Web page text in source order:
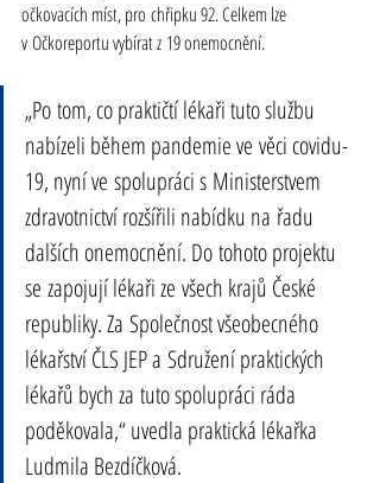
očkovacích míst, pro chřipku 92. Celkem lze
v Očkoreportu vybírat z 19 onemocnění.
„Po tom, co praktičtí lékaři tuto službu
nabízeli během pandemie ve věci covidu-
19, nyní ve spolupráci s Ministerstvem
zdravotnictví rozšířili nabídku na řadu
dalších onemocnění. Do tohoto projektu
se zapojují lékaři ze všech krajů České
republiky. Za Společnost všeobecného
lékařství ČLS JEP a Sdružení praktických
lékařů bych za tuto spolupráci ráda
poděkovala,“ uvedla praktická lékařka
Ludmila Bezdíčková.